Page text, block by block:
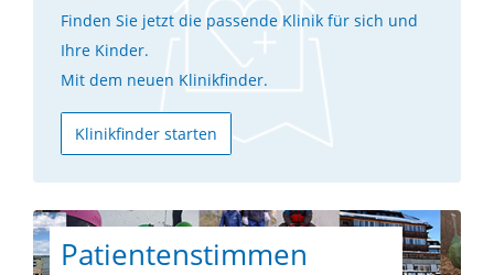
Finden Sie jetzt die passende Klinik für sich und
Ihre Kinder.
Mit dem neuen Klinikfinder.
Klinikfinder starten
Patientenstimmen